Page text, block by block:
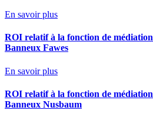
En savoir plus
ROI relatif à la fonction de
Banneux Fawes
En savoir plus
ROI relatif à la fonction de
Banneux Nusbaum